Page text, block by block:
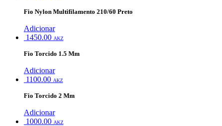
Fio Nylon Multifilamento 210/60 Preto
Adicionar
1450.00 AKZ
Fio Torcido 1.5 Mm
Adicionar
1100.00 AKZ
Fio Torcido 2 Mm
Adicionar
1000.00 AKZ